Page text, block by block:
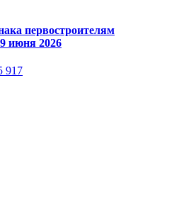
первостроителям
июня 2026